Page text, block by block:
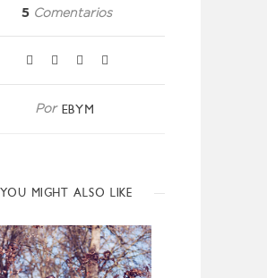
5Comentarios
Por EBYM
YOU MIGHT ALSO LIKE